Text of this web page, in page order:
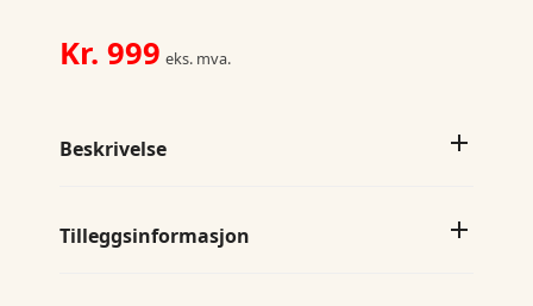
fit
antall
Kr. 999 eks. mva.
Beskrivelse
Tilleggsinformasjon